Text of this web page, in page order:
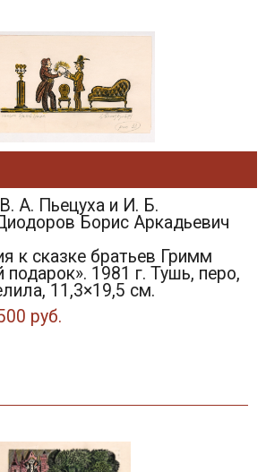
А. Пьецуха и И. Б.
Борис Аркадьевич
к сказке братьев Гримм
1981 г. Тушь, перо,
11,3×19,5 см.
руб.